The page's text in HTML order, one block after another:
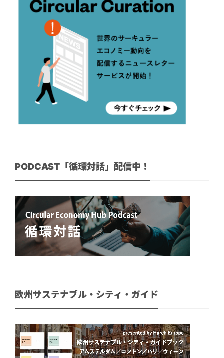
PODCAST「循環対話」配信中！
欧州サステナブル・シティ・ガイド